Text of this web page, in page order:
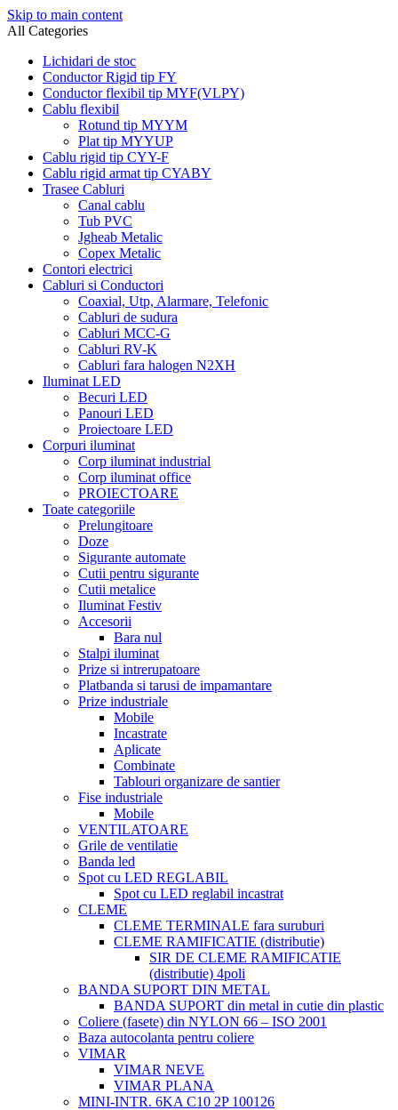
Skip to main content
All Categories
Lichidari de stoc
Conductor Rigid tip FY
Conductor flexibil tip MYF(VLPY)
Cablu flexibil
Rotund tip MYYM
Plat tip MYYUP
Cablu rigid tip CYY-F
Cablu rigid armat tip CYABY
Trasee Cabluri
Canal cablu
Tub PVC
Jgheab Metalic
Copex Metalic
Contori electrici
Cabluri si Conductori
Coaxial, Utp, Alarmare, Telefonic
Cabluri de sudura
Cabluri MCC-G
Cabluri RV-K
Cabluri fara halogen N2XH
Iluminat LED
Becuri LED
Panouri LED
Proiectoare LED
Corpuri iluminat
Corp iluminat industrial
Corp iluminat office
PROIECTOARE
Toate categoriile
Prelungitoare
Doze
Sigurante automate
Cutii pentru sigurante
Cutii metalice
Iluminat Festiv
Accesorii
Bara nul
Stalpi iluminat
Prize si intrerupatoare
Platbanda si tarusi de impamantare
Prize industriale
Mobile
Incastrate
Aplicate
Combinate
Tablouri organizare de santier
Fise industriale
Mobile
VENTILATOARE
Grile de ventilatie
Banda led
Spot cu LED REGLABIL
Spot cu LED reglabil incastrat
CLEME
CLEME TERMINALE fara suruburi
CLEME RAMIFICATIE (distributie)
SIR DE CLEME RAMIFICATIE
(distributie) 4poli
BANDA SUPORT DIN METAL
BANDA SUPORT din metal in cutie din plastic
Coliere (fasete) din NYLON 66 – ISO 2001
Baza autocolanta pentru coliere
VIMAR
VIMAR NEVE
VIMAR PLANA
MINI-INTR. 6KA C10 2P 100126